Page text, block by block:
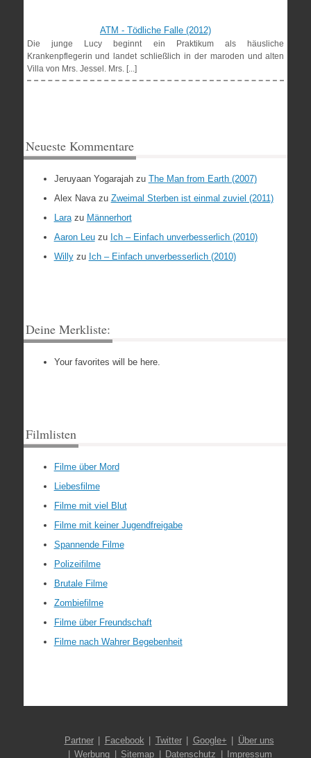
ATM - Tödliche Falle (2012)
Die junge Lucy beginnt ein Praktikum als häusliche
Krankenpflegerin und landet schließlich in der maroden und alten
Villa von Mrs. Jessel. Mrs. [...]
Neueste Kommentare
Jeruyaan Yogarajahzu The Man from Earth (2007)
Alex Navazu Zweimal Sterben ist einmal zuviel (2011)
Larazu Männerhort
Aaron Leuzu Ich – Einfach unverbesserlich (2010)
Willyzu Ich – Einfach unverbesserlich (2010)
Deine Merkliste:
Your favorites will be here.
Filmlisten
Filme über Mord
Liebesfilme
Filme mit viel Blut
Filme mit keiner Jugendfreigabe
Spannende Filme
Polizeifilme
Brutale Filme
Zombiefilme
Filme über Freundschaft
Filme nach Wahrer Begebenheit
Partner Facebook Twitter Google+
Über uns
Werbung
Sitemap Datenschutz Impressum